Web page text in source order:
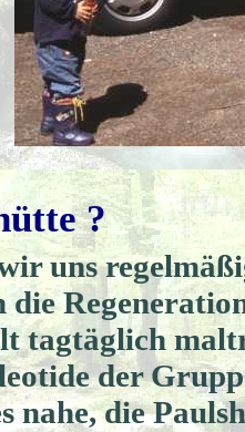
?
uns
tagtäglich
der
nahe, die